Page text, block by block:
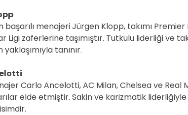
başarılı menajeri Jürgen Klopp, takımı Premier
Ligi zaferlerine taşımıştır. Tutkulu liderliği ve
tanınır.
Carlo Ancelotti, AC Milan, Chelsea ve Real
elde etmiştir. Sakin ve karizmatik liderliğiyle